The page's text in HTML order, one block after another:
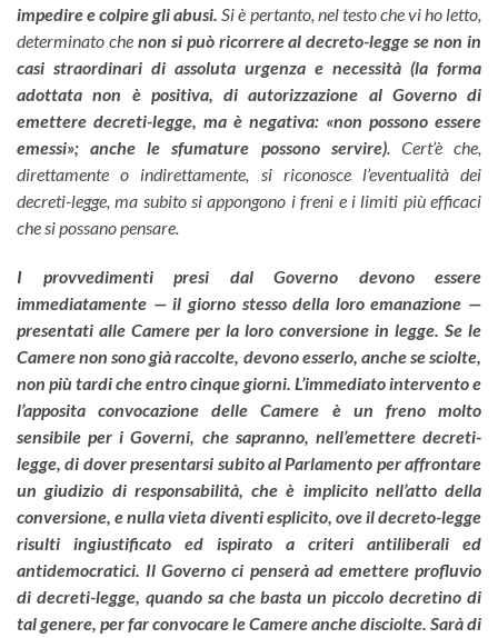
impedire e colpire gli abusi. Si è pertanto, nel testo che vi ho letto,
determinato che non si può ricorrere al decreto-legge se non in
casi straordinari di assoluta urgenza e necessità (la forma
adottata non è positiva, di autorizzazione al Governo di
emettere decreti-legge, ma è negativa: «non possono essere
emessi»; anche le sfumature possono servire). Cert’è che,
direttamente o indirettamente, si riconosce l’eventualità dei
decreti-legge, ma subito si appongono i freni e i limiti più efficaci
che si possano pensare.
I provvedimenti presi dal Governo devono essere
immediatamente — il giorno stesso della loro emanazione —
presentati alle Camere per la loro conversione in legge. Se le
Camere non sono già raccolte, devono esserlo, anche se sciolte,
non più tardi che entro cinque giorni. L’immediato intervento e
l’apposita convocazione delle Camere è un freno molto
sensibile per i Governi, che sapranno, nell’emettere decreti-
legge, di dover presentarsi subito al Parlamento per affrontare
un giudizio di responsabilità, che è implicito nell’atto della
conversione, e nulla vieta diventi esplicito, ove il decreto-legge
risulti ingiustificato ed ispirato a criteri antiliberali ed
antidemocratici. Il Governo ci penserà ad emettere profluvio
di decreti-legge, quando sa che basta un piccolo decretino di
tal genere, per far convocare le Camere anche disciolte. Sarà di